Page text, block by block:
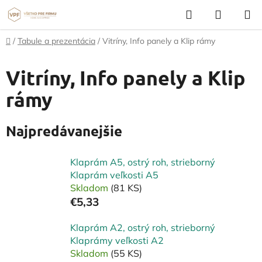
Prejsť
na
obsah
Hľadať
KOŠÍK
Domov
/ Tabule a prezentácia / Vitríny, Info panely a Klip rámy
Vitríny, Info panely a Klip
rámy
Najpredávanejšie
Klaprám A5, ostrý roh, strieborný
Klaprám veľkosti A5
Skladom (81 KS)
€5,33
Klaprám A2, ostrý roh, strieborný
Klaprámy veľkosti A2
Skladom (55 KS)